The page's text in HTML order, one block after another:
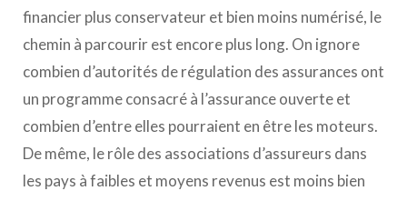
financier plus conservateur et bien moins numérisé, le
chemin à parcourir est encore plus long. On ignore
combien d’autorités de régulation des assurances ont
un programme consacré à l’assurance ouverte et
combien d’entre elles pourraient en être les moteurs.
De même, le rôle des associations d’assureurs dans
les pays à faibles et moyens revenus est moins bien